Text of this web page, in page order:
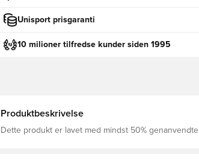
Unisport prisgaranti
10 milioner tilfredse kunder siden 1995
Produktbeskrivelse
Dette produkt er lavet med mindst 50% genanvendte